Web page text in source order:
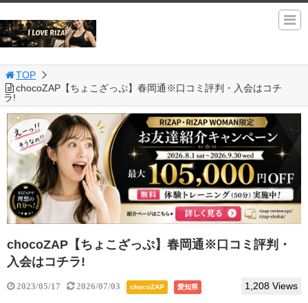
TOP
chocoZAP【ちょこざっぷ】春岡通※口コミ評判・入会はコチ
ラ!
chocoZAP【ちょこざっぷ】春岡通※口コミ評判・
入会はコチラ!
2023/05/17 2026/07/03 chocoZAP 愛知県 1,208 Views